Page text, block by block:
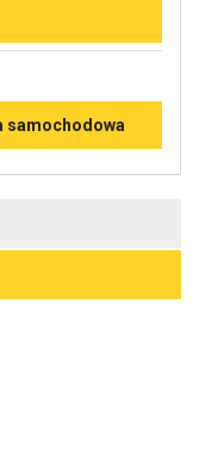
samochodowa